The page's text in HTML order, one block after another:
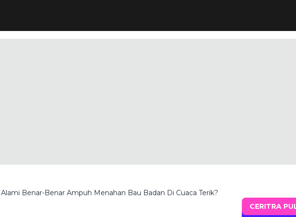
Benar-Benar Ampuh Menahan Bau Badan Di Cuaca Terik?
CERITRA